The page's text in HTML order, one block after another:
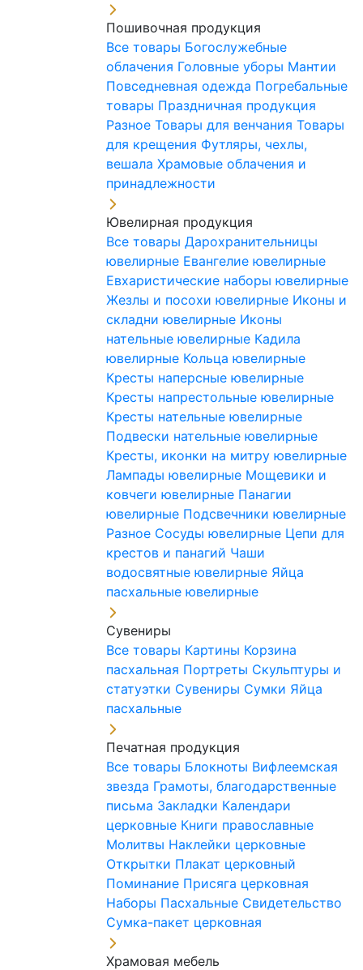
Пошивочная продукция
Все товары Богослужебные
облачения Головные уборы Мантии
Повседневная одежда Погребальные
товары Праздничная продукция
Разное Товары для венчания Товары
для крещения Футляры, чехлы,
вешала Храмовые облачения и
принадлежности
Ювелирная продукция
Все товары Дарохранительницы
ювелирные Евангелие ювелирные
Евхаристические наборы ювелирные
Жезлы и посохи ювелирные Иконы и
складни ювелирные Иконы
нательные ювелирные Кадила
ювелирные Кольца ювелирные
Кресты наперсные ювелирные
Кресты напрестольные ювелирные
Кресты нательные ювелирные
Подвески нательные ювелирные
Кресты, иконки на митру ювелирные
Лампады ювелирные Мощевики и
ковчеги ювелирные Панагии
ювелирные Подсвечники ювелирные
Разное Сосуды ювелирные Цепи для
крестов и панагий Чаши
водосвятные ювелирные Яйца
пасхальные ювелирные
Сувениры
Все товары Картины Корзина
пасхальная Портреты Скульптуры и
статуэтки Сувениры Сумки Яйца
пасхальные
Печатная продукция
Все товары Блокноты Вифлеемская
звезда Грамоты, благодарственные
письма Закладки Календари
церковные Книги православные
Молитвы Наклейки церковные
Открытки Плакат церковный
Поминание Присяга церковная
Наборы Пасхальные Свидетельство
Сумка-пакет церковная
Храмовая мебель